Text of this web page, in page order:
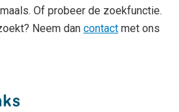
Of probeer de zoekfunctie.
Neem dan contact met ons